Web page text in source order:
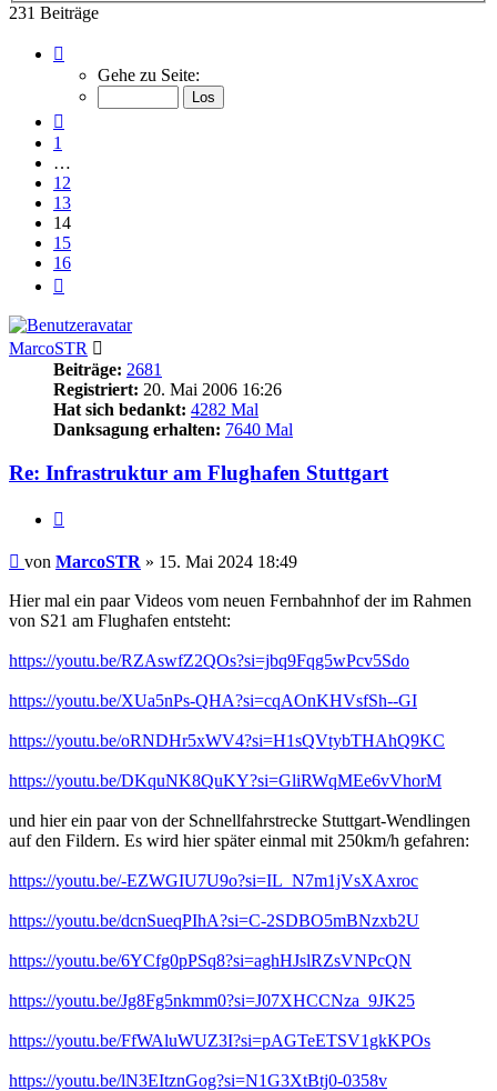
231 Beiträge
14
von
Gehe zu Seite:
1
…
12
13
14
15
16
MarcoSTR
Beiträge: 2681
Registriert: 20. Mai 2006 16:26
Hat sich bedankt: 4282 Mal
Danksagung erhalten: 7640 Mal
Re: Infrastruktur am Flughafen Stuttgart
Beitrag
von MarcoSTR » 15. Mai 2024 18:49
Hier mal ein paar Videos vom neuen Fernbahnhof der im Rahmen
von S21 am Flughafen entsteht:
https://youtu.be/RZAswfZ2QOs?si=jbq9Fqg5wPcv5Sdo
https://youtu.be/XUa5nPs-QHA?si=cqAOnKHVsfSh--GI
https://youtu.be/oRNDHr5xWV4?si=H1sQVtybTHAhQ9KC
https://youtu.be/DKquNK8QuKY?si=GliRWqMEe6vVhorM
und hier ein paar von der Schnellfahrstrecke Stuttgart-Wendlingen
auf den Fildern. Es wird hier später einmal mit 250km/h gefahren:
https://youtu.be/-EZWGIU7U9o?si=IL_N7m1jVsXAxroc
https://youtu.be/dcnSueqPIhA?si=C-2SDBO5mBNzxb2U
https://youtu.be/6YCfg0pPSq8?si=aghHJslRZsVNPcQN
https://youtu.be/Jg8Fg5nkmm0?si=J07XHCCNza_9JK25
https://youtu.be/FfWAluWUZ3I?si=pAGTeETSV1gkKPOs
https://youtu.be/lN3EItznGog?si=N1G3XtBtj0-0358v